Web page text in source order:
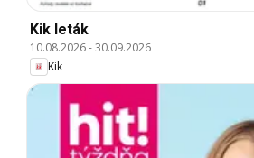
Kik leták
10.08.2026-30.09.2026
Kik